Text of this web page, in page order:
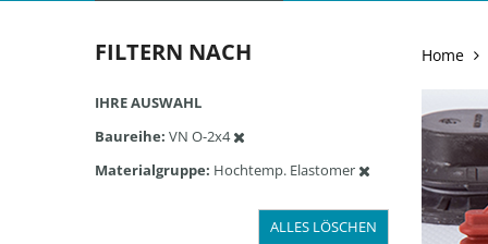
FILTERN NACH
IHRE AUSWAHL
Baureihe VN O-2x4
Materialgruppe Hochtemp. Elastomer
ALLES LÖSCHEN
Home